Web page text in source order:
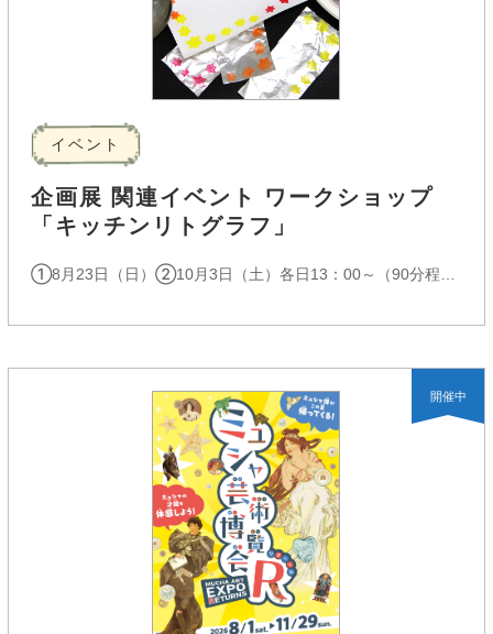
イベント
企画展 関連イベント ワークショップ
「キッチンリトグラフ」
開催中